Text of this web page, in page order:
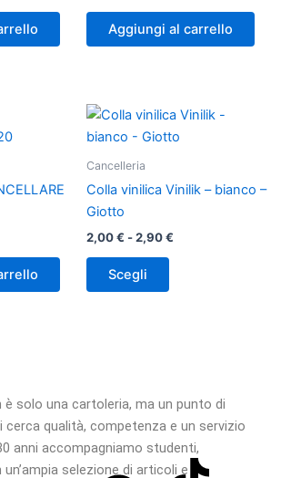
Aggiungi al carrello
Cancelleria
Colla vinilica Vinilik – bianco –
Giotto
2,00€ -2,90€
Fascia
prezzo:
a
Scegli
Questo
prodotto
opzioni
essere
prodotto
è solo una cartoleria, ma un punto di
qualità, competenza e un servizio
anni accompagniamo studenti,
selezione di articoli e